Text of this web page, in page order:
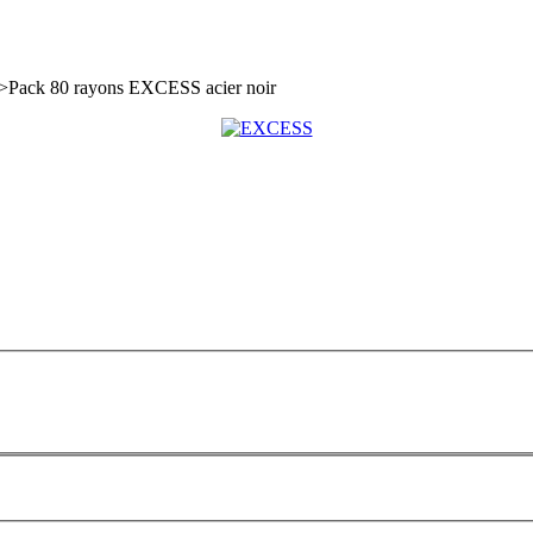
Pack 80 rayons EXCESS acier noir